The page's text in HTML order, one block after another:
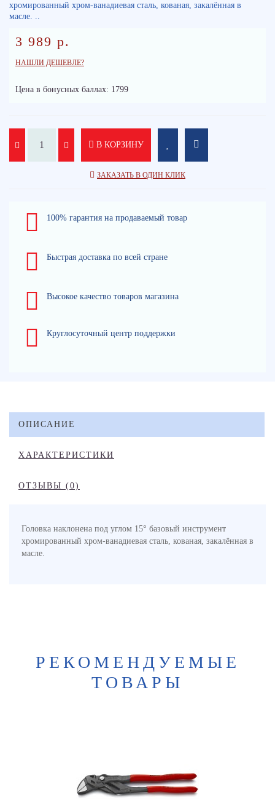
хромированный хром-ванадиевая сталь, кованая, закалённая в
масле. ..
3 989 р.
НАШЛИ ДЕШЕВЛЕ?
Цена в бонусных баллах: 1799
В КОРЗИНУ
ЗАКАЗАТЬ В ОДИН КЛИК
100% гарантия на продаваемый товар
Быстрая доставка по всей стране
Высокое качество товаров магазина
Круглосуточный центр поддержки
ОПИСАНИЕ
ХАРАКТЕРИСТИКИ
ОТЗЫВЫ (0)
Головка наклонена под углом 15° базовый инструмент
хромированный хром-ванадиевая сталь, кованая, закалённая в
масле.
РЕКОМЕНДУЕМЫЕ
ТОВАРЫ